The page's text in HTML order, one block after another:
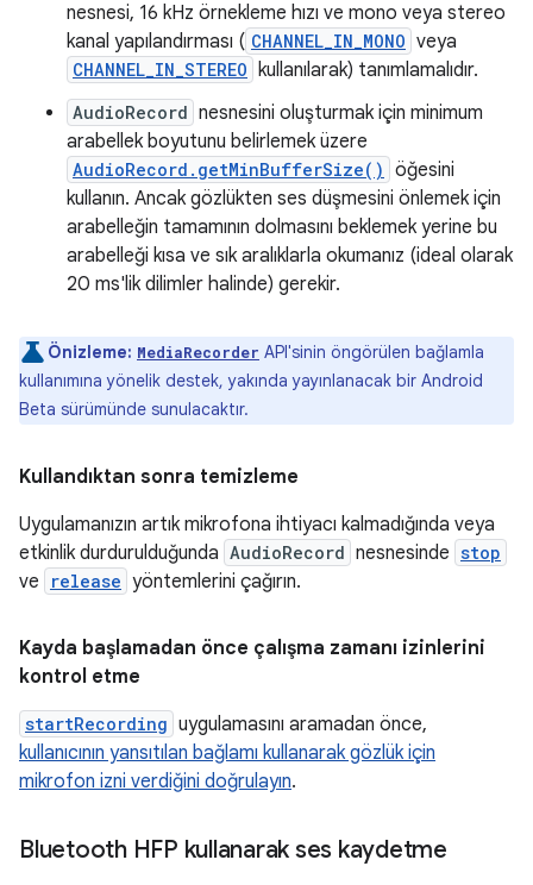
nesnesi, 16 kHz örnekleme hızı ve mono veya stereo
kanal yapılandırması ( CHANNEL_IN_MONO veya
CHANNEL_IN_STEREO kullanılarak) tanımlamalıdır.
AudioRecord nesnesini oluşturmak için minimum
arabellek boyutunu belirlemek üzere
AudioRecord.getMinBufferSize() öğesini
kullanın. Ancak gözlükten ses düşmesini önlemek için
arabelleğin tamamının dolmasını beklemek yerine bu
arabelleği kısa ve sık aralıklarla okumanız (ideal olarak
20 ms'lik dilimler halinde) gerekir.
Önizleme: MediaRecorder API'sinin öngörülen bağlamla
kullanımına yönelik destek, yakında yayınlanacak bir Android
Beta sürümünde sunulacaktır.
Kullandıktan sonra temizleme
Uygulamanızın artık mikrofona ihtiyacı kalmadığında veya
etkinlik durdurulduğunda AudioRecord nesnesinde stop
ve release yöntemlerini çağırın.
Kayda başlamadan önce çalışma zamanı izinlerini
kontrol etme
startRecording uygulamasını aramadan önce,
kullanıcının yansıtılan bağlamı kullanarak gözlük için
mikrofon izni verdiğini doğrulayın.
Bluetooth HFP kullanarak ses kaydetme